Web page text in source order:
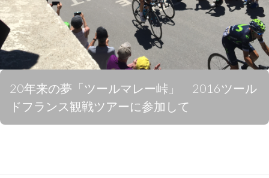
20年来の夢「ツールマレー峠」 2016ツール
ドフランス観戦ツアーに参加して